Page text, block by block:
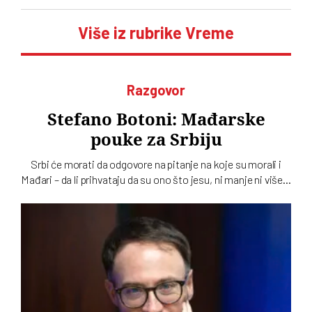
Više iz rubrike Vreme
Razgovor
Stefano Botoni: Mađarske
pouke za Srbiju
Srbi će morati da odgovore na pitanje na koje su morali i
Mađari – da li prihvataju da su ono što jesu, ni manje ni više…
Mađarskoj